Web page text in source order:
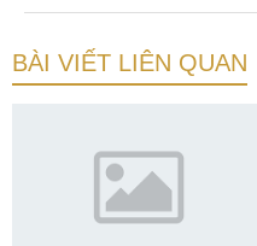
BÀI VIẾT LIÊN QUAN